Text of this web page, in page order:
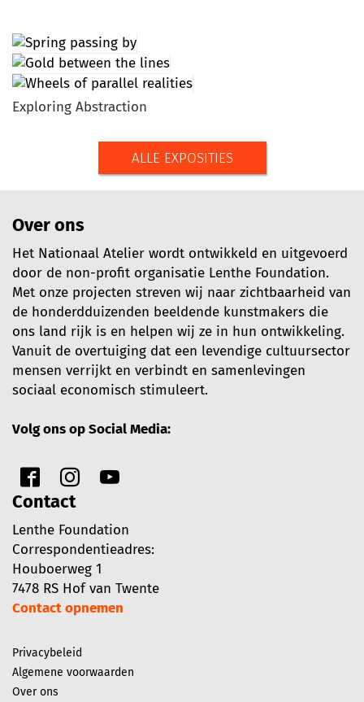
Exploring Abstraction
ALLE EXPOSITIES
Over ons
Het Nationaal Atelier wordt ontwikkeld en uitgevoerd
door de non-profit organisatie Lenthe Foundation.
Met onze projecten streven wij naar zichtbaarheid van
de honderdduizenden beeldende kunstmakers die
ons land rijk is en helpen wij ze in hun ontwikkeling.
Vanuit de overtuiging dat een levendige cultuursector
mensen verrijkt en verbindt en samenlevingen
sociaal economisch stimuleert.
Volg ons op Social Media:
Contact
Lenthe Foundation
Correspondentieadres:
Houboerweg 1
7478 RS Hof van Twente
Contact opnemen
Privacybeleid
Algemene voorwaarden
Over ons